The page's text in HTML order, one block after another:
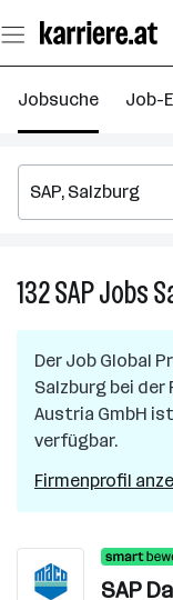
Seiteninhalt
springen
Jobsuche Job-
132SAPJobs
Der Job Global
Salzburg bei der
Austria GmbH
verfügbar.
Firmenprofil
SAP